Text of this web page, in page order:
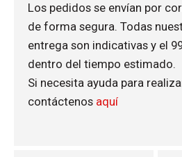
Los pedidos se envían por
de forma segura. Todas
entrega son indicativas y el
dentro del tiempo estimado.
Si necesita ayuda para
contáctenos aquí